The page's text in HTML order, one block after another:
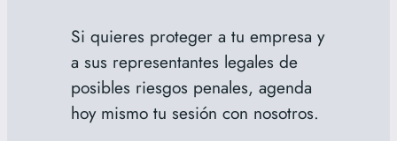
Si quieres proteger a tu empresa y
a sus representantes legales de
posibles riesgos penales, agenda
hoy mismo tu sesión con nosotros.